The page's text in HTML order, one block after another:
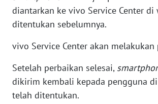
diantarkan ke vivo Service Center di
ditentukan sebelumnya.
vivo Service Center akan melakukan
Setelah perbaikan selesai,
dikirim kembali kepada pengguna
telah ditentukan.
WN
KALSEL
WN